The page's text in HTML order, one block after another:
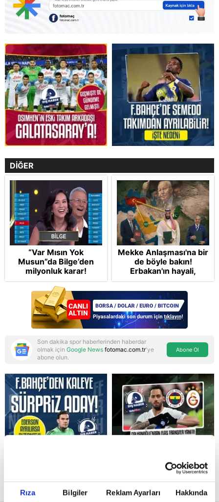
Rıza Bilgiler Reklam Ayarları Hakkında
Reddet
DİĞER
“Var Mısın Yok
Musun”da Bilge’den
milyonluk karar!
Mekke Anlaşması'na bir
de böyle bakın!
Erbakan'ın hayali,
Cumhur'un vizyonu:
İslam NATO'suna
Başkan Erdoğan mührü
Son dakika spor haberlerinden haberdar
olmak için Google News fotomac.com.tr'ye
abone olun.
Abone Ol